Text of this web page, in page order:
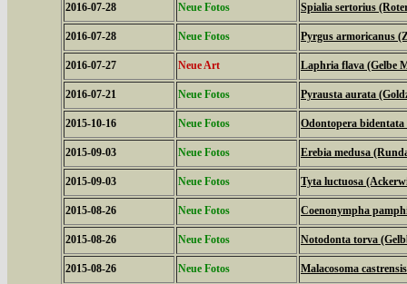
2016-07-28 Neue Fotos Spialia sertorius
2016-07-28 Neue Fotos Pyrgus armoricanus
2016-07-27 Neue Art Laphria flava (Gelbe
2016-07-21 Neue Fotos Pyrausta aurata
2015-10-16 Neue Fotos Odontopera
2015-09-03 Neue Fotos Erebia medusa
2015-09-03 Neue Fotos Tyta luctuosa
2015-08-26 Neue Fotos Coenonympha
2015-08-26 Neue Fotos Notodonta torva
2015-08-26 Neue Fotos Malacosoma